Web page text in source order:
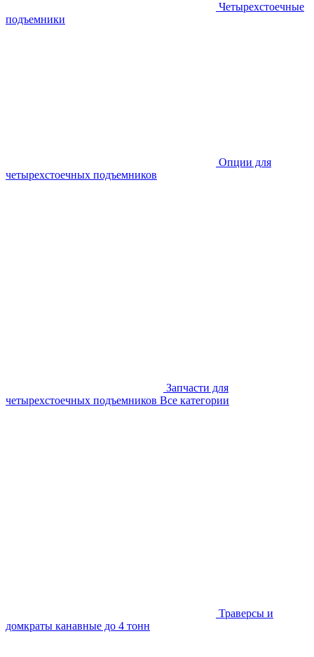
Четырехстоечные
подъемники
Опции для
четырехстоечных подъемников
Запчасти для
четырехстоечных подъемников Все категории
Траверсы и
домкраты канавные до 4 тонн